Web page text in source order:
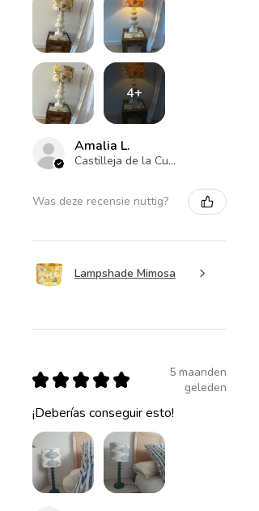
4+
Amalia L.
Castilleja de la Cuesta , ES-AN
Was deze recensie nuttig?
Lampshade Mimosa
★ ★ ★ ★ ★
5 maanden
geleden
¡Deberías conseguir esto!